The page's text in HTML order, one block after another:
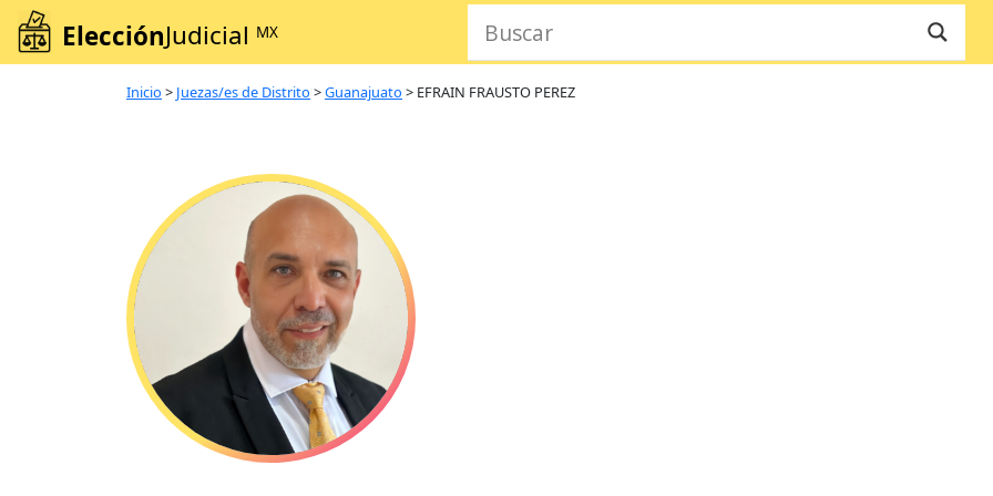
ElecciónJudicial MX
Inicio > Juezas/es de Distrito >Guanajuato > EFRAIN FRAUSTO PEREZ